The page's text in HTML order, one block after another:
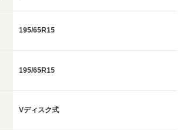
195/65R15
195/65R15
Vディスク式